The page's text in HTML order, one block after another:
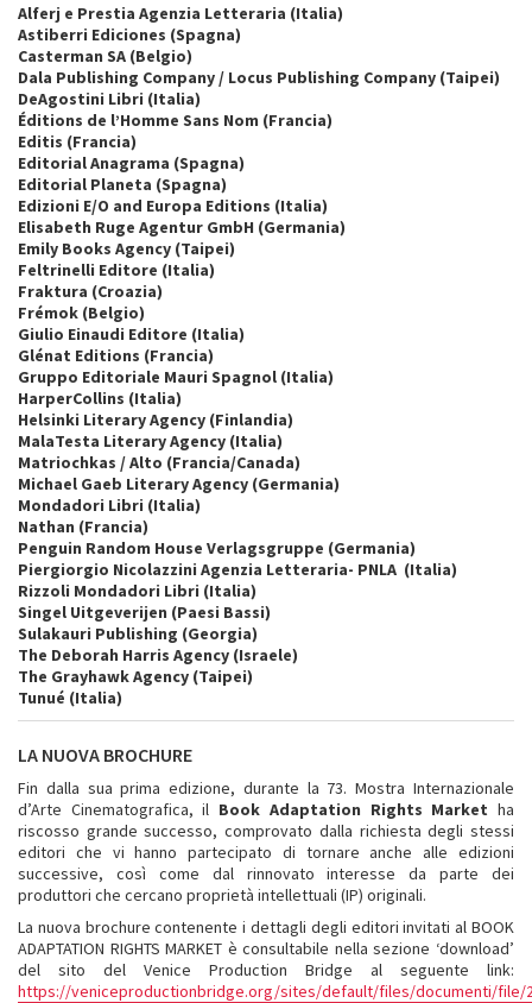
Alferj e Prestia Agenzia Letteraria (Italia)
Astiberri Ediciones (Spagna)
Casterman SA (Belgio)
Dala Publishing Company / Locus Publishing Company (Taipei)
DeAgostini Libri (Italia)
Éditions de l’Homme Sans Nom (Francia)
Editis (Francia)
Editorial Anagrama (Spagna)
Editorial Planeta (Spagna)
Edizioni E/O and Europa Editions (Italia)
Elisabeth Ruge Agentur GmbH (Germania)
Emily Books Agency (Taipei)
Feltrinelli Editore (Italia)
Fraktura (Croazia)
Frémok (Belgio)
Giulio Einaudi Editore (Italia)
Glénat Editions (Francia)
Gruppo Editoriale Mauri Spagnol (Italia)
HarperCollins (Italia)
Helsinki Literary Agency (Finlandia)
MalaTesta Literary Agency (Italia)
Matriochkas / Alto (Francia/Canada)
Michael Gaeb Literary Agency (Germania)
Mondadori Libri (Italia)
Nathan (Francia)
Penguin Random House Verlagsgruppe (Germania)
Piergiorgio Nicolazzini Agenzia Letteraria- PNLA (Italia)
Rizzoli Mondadori Libri (Italia)
Singel Uitgeverijen (Paesi Bassi)
Sulakauri Publishing (Georgia)
The Deborah Harris Agency (Israele)
The Grayhawk Agency (Taipei)
Tunué (Italia)
LA NUOVA BROCHURE
Fin dalla sua prima edizione, durante la 73. Mostra Internazionale
d’Arte Cinematografica, il Book Adaptation Rights Market ha
riscosso grande successo, comprovato dalla richiesta degli stessi
editori che vi hanno partecipato di tornare anche alle edizioni
successive, così come dal rinnovato interesse da parte dei
produttori che cercano proprietà intellettuali (IP) originali.
La nuova brochure contenente i dettagli degli editori invitati al BOOK
ADAPTATION RIGHTS MARKET è consultabile nella sezione ‘download’
del sito del Venice Production Bridge al seguente link:
https://veniceproductionbridge.org/sites/default/files/documenti/file/